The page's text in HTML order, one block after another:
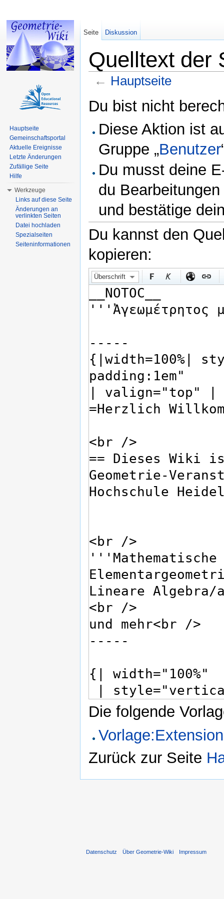
Quelltext der
← Hauptseite
Du bist nicht
Diese Aktion ist
Gruppe „Benutzer
Du musst deine
du
und bestätige
Du kannst den
kopieren:
Überschrift
Die folgende
Zurück zur Seite
Seite Diskussion
Hauptseite
Gemeinschaftsportal
Aktuelle Ereignisse
Letzte Änderungen
Zufällige Seite
Hilfe
Werkzeuge
Links auf diese Seite
Änderungen an
verlinkten Seiten
Datei hochladen
Spezialseiten
Seiteninformationen
Datenschutz Über Geometrie-Wiki Impressum